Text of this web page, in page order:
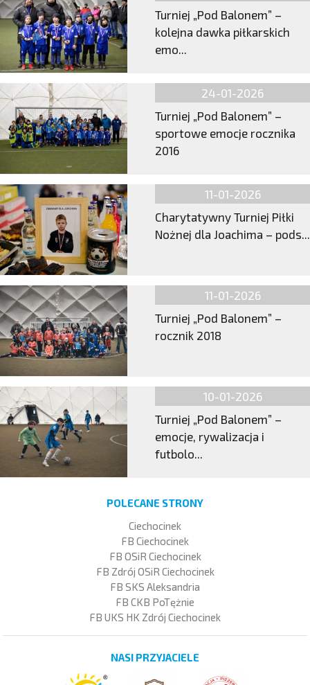
Turniej „Pod Balonem” –
kolejna dawka piłkarskich
emo...
24-01-2026
Turniej „Pod Balonem” –
sportowe emocje rocznika
2016
11-01-2026
Charytatywny Turniej Piłki
Nożnej dla Joachima – pods...
11-01-2026
Turniej „Pod Balonem” –
rocznik 2018
10-01-2026
Turniej „Pod Balonem” –
emocje, rywalizacja i
futbolo...
POLECANE STRONY
Ciechocinek
FB Ciechocinek
FB OSiR Ciechocinek
FB Zdrój OSiR Ciechocinek
FB SKS Aleksandria
FB CKB PoTężnie
FB UKS HK Zdrój Ciechocinek
NASI PRZYJACIELE